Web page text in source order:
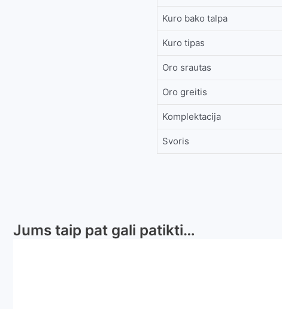
Kuro bako talpa
Kuro tipas
Oro srautas
Oro greitis
Komplektacija
Svoris
Jums taip pat gali patikti…